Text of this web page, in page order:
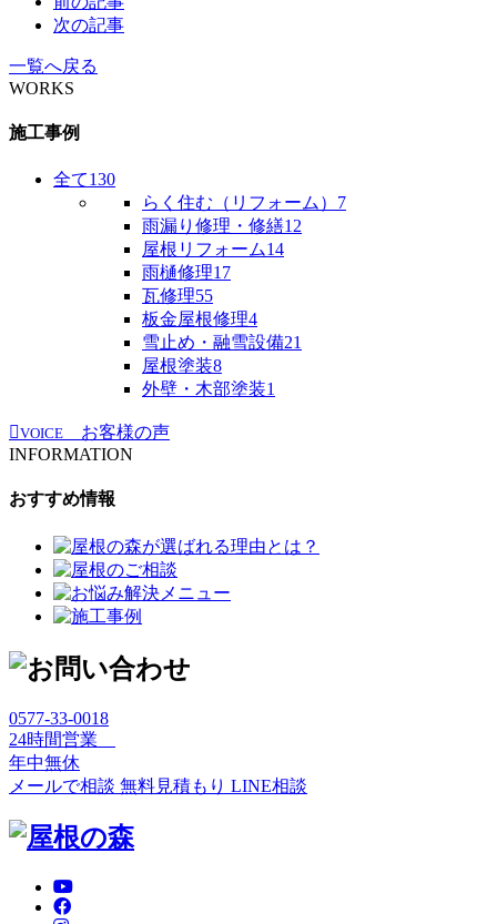
次の記事
一覧へ戻る
WORKS
施工事例
全て130
らく住む（リフォーム） 7
雨漏り修理・修繕12
屋根リフォーム14
雨樋修理17
瓦修理55
板金屋根修理4
雪止め・融雪設備21
屋根塗装8
外壁・木部塗装1
VOICE
お客様の声
INFORMATION
おすすめ情報
0577-33-0018
24時間営業
年中無休
メールで相談 無料見積もり LINE相談